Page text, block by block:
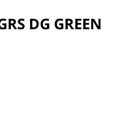
DG GREEN